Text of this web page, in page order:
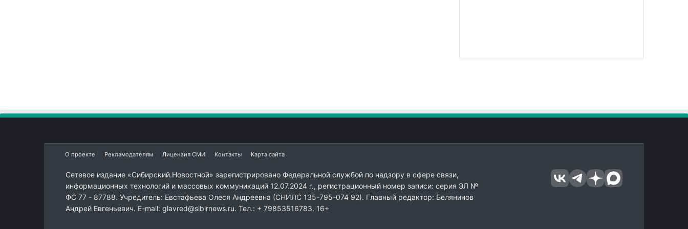
О проекте Рекламодателям Лицензия СМИ Контакты Карта сайта
Сетевое издание «Сибирский.Новостной» зарегистрировано Федеральной службой по надзору в сфере связи,
информационных технологий и массовых коммуникаций 12.07.2024 г., регистрационный номер записи: серия ЭЛ №
ФС 77 - 87788. Учредитель: Евстафьева Олеся Андреевна (СНИЛС 135-795-074 92). Главный редактор: Белянинов
Андрей Евгеньевич. E-mail: glavred@sibirnews.ru. Тел.: + 79853516783. 16+